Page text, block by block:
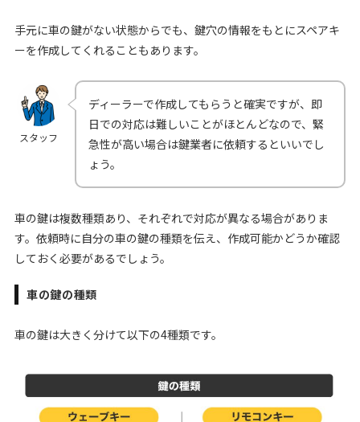
手元に車の鍵がない状態からでも、鍵穴の情報をもとにスペアキ
ーを作成してくれることもあります。
スタッフ
ディーラーで作成してもらうと確実ですが、即
日での対応は難しいことがほとんどなので、緊
急性が高い場合は鍵業者に依頼するといいでし
ょう。
車の鍵は複数種類あり、それぞれで対応が異なる場合がありま
す。依頼時に自分の車の鍵の種類を伝え、作成可能かどうか確認
しておく必要があるでしょう。
車の鍵の種類
車の鍵は大きく分けて以下の4種類です。